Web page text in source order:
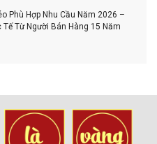
Phù Hợp Nhu Cầu Năm 2026 –
Tế Từ Người Bán Hàng 15 Năm